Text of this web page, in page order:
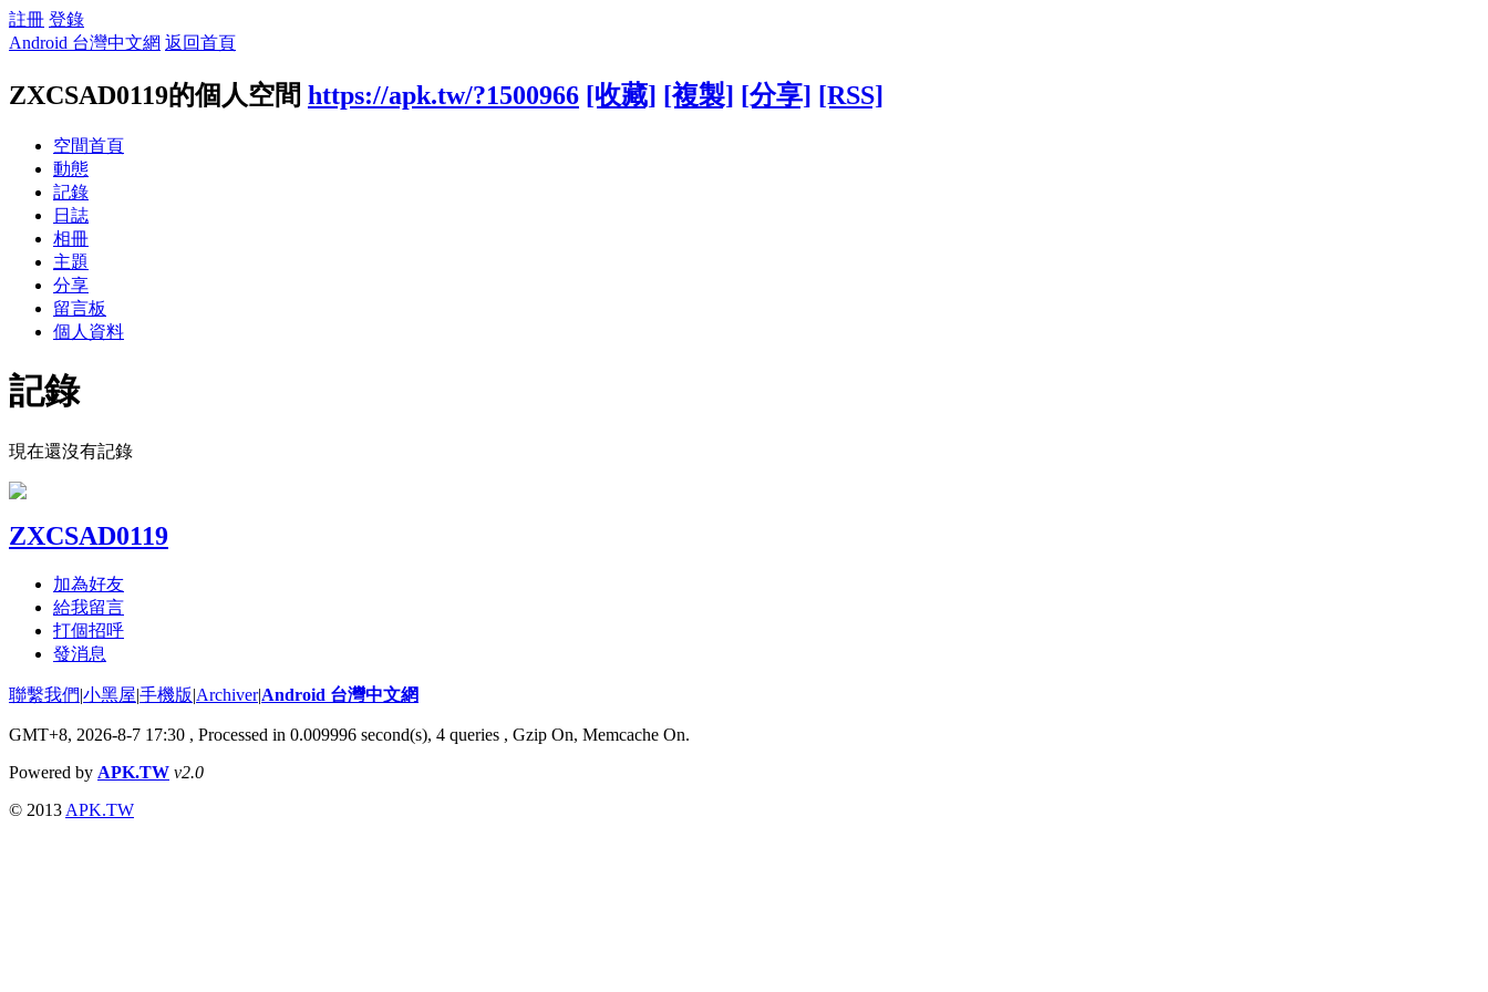
註冊 登錄
Android 台灣中文網 返回首頁
ZXCSAD0119的個人空間 https://apk.tw/?1500966 [收藏] [複製] [分享] [RSS]
空間首頁
動態
記錄
日誌
相冊
主題
分享
留言板
個人資料
記錄
現在還沒有記錄
ZXCSAD0119
加為好友
給我留言
打個招呼
發消息
聯繫我們|小黑屋|手機版|Archiver|Android 台灣中文網
GMT+8, 2026-8-7 17:30 , Processed in 0.009996 second(s), 4 queries , Gzip On, Memcache On.
Powered by APK.TW v2.0
© 2013 APK.TW